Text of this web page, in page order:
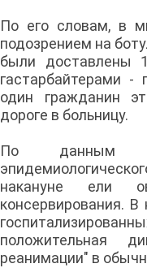
По его словам, в
подозрением на
были доставлены
гастарбайтерами -
один гражданин
дороге в больницу.
По данным
накануне ели
консервирования.
положительная
реанимации" в